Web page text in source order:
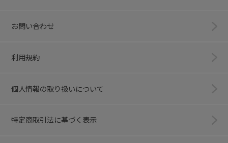
お問い合わせ
利用規約
個人情報の取り扱いについて
特定商取引法に基づく表示